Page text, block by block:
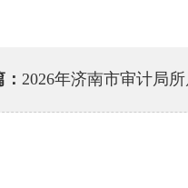
2026年济南市审计局